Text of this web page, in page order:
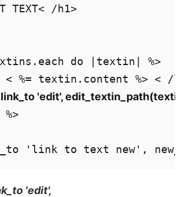
TEXT< /h1>
do |textin| %>
< %= textin.content %> < /
link_to 'edit',
%>
'link to text new',
'edit',